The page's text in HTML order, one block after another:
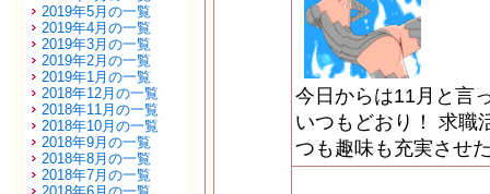
2019年5月の一覧
2019年4月の一覧
2019年3月の一覧
2019年2月の一覧
2019年1月の一覧
2018年12月の一覧
2018年11月の一覧
2018年10月の一覧
2018年9月の一覧
2018年8月の一覧
2018年7月の一覧
今日からは11月と言
いつもどおり！ 求職
つも趣味も充実させ